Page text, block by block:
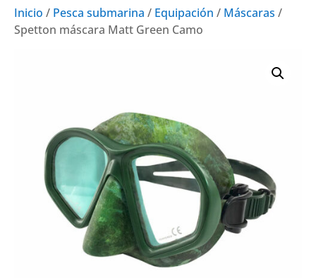
Inicio / Pesca submarina / Equipación / Máscaras /
Spetton máscara Matt Green Camo